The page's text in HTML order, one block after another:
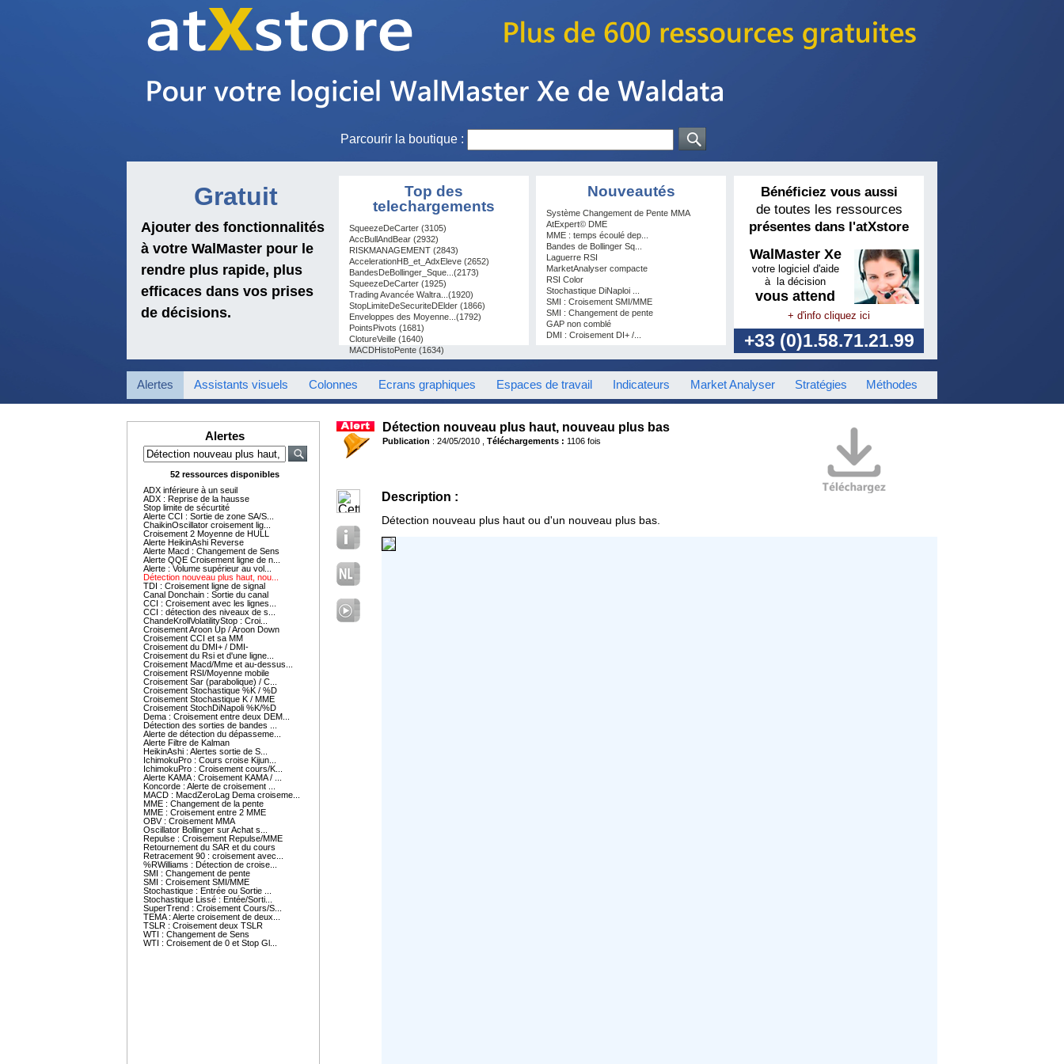
Parcourir la boutique :
Gratuit
Ajouter des fonctionnalités
à votre WalMaster pour le
rendre plus rapide, plus
efficaces dans vos prises
de décisions.
Top des
telechargements
SqueezeDeCarter (3105)
AccBullAndBear (2932)
RISKMANAGEMENT (2843)
AccelerationHB_et_AdxEleve (2652)
BandesDeBollinger_Sque...(2173)
SqueezeDeCarter (1925)
Trading Avancée Waltra...(1920)
StopLimiteDeSecuriteDElder (1866)
Enveloppes des Moyenne...(1792)
PointsPivots (1681)
ClotureVeille (1640)
MACDHistoPente (1634)
Nouveautés
Système Changement de Pente MMA
AtExpert© DME
MME : temps écoulé dep...
Bandes de Bollinger Sq...
Laguerre RSI
MarketAnalyser compacte
RSI Color
Stochastique DiNaploi ...
SMI : Croisement SMI/MME
SMI : Changement de pente
GAP non comblé
DMI : Croisement DI+ /...
Bénéficiez vous aussi
de toutes les ressources
présentes dans l'atXstore
WalMaster Xe
votre logiciel d'aide
à la décision
vous attend
+ d'info cliquez ici
+33 (0)1.58.71.21.99
Alertes Assistants visuels Colonnes Ecrans graphiques Espaces de travail Indicateurs Market Analyser Stratégies Méthodes
Alertes
52 ressources disponibles
ADX inférieure à un seuil
ADX : Reprise de la hausse
Stop limite de sécurtité
Alerte CCI : Sortie de zone SA/S...
ChaikinOscillator croisement lig...
Croisement 2 Moyenne de HULL
Alerte HeikinAshi Reverse
Alerte Macd : Changement de Sens
Alerte QQE Croisement ligne de n...
Alerte : Volume supérieur au vol...
Détection nouveau plus haut, nou...
TDI : Croisement ligne de signal
Canal Donchain : Sortie du canal
CCI : Croisement avec les lignes...
CCI : détection des niveaux de s...
ChandeKrollVolatilityStop : Croi...
Croisement Aroon Up / Aroon Down
Croisement CCI et sa MM
Croisement du DMI+ / DMI-
Croisement du Rsi et d'une ligne...
Croisement Macd/Mme et au-dessus...
Croisement RSI/Moyenne mobile
Croisement Sar (parabolique) / C...
Croisement Stochastique %K / %D
Croisement Stochastique K / MME
Croisement StochDiNapoli %K/%D
Dema : Croisement entre deux DEM...
Détection des sorties de bandes ...
Alerte de détection du dépasseme...
Alerte Filtre de Kalman
HeikinAshi : Alertes sortie de S...
IchimokuPro : Cours croise Kijun...
IchimokuPro : Croisement cours/K...
Alerte KAMA : Croisement KAMA / ...
Koncorde : Alerte de croisement ...
MACD : MacdZeroLag Dema croiseme...
MME : Changement de la pente
MME : Croisement entre 2 MME
OBV : Croisement MMA
Oscillator Bollinger sur Achat s...
Repulse : Croisement Repulse/MME
Retournement du SAR et du cours
Retracement 90 : croisement avec...
%RWilliams : Détection de croise...
SMI : Changement de pente
SMI : Croisement SMI/MME
Stochastique : Entrée ou Sortie ...
Stochastique Lissé : Entée/Sorti...
SuperTrend : Croisement Cours/S...
TEMA : Alerte croisement de deux...
TSLR : Croisement deux TSLR
WTI : Changement de Sens
WTI : Croisement de 0 et Stop Gl...
Détection nouveau plus haut, nouveau plus bas
Publication : 24/05/2010 , Téléchargements : 1106 fois
Description :
Détection nouveau plus haut ou d'un nouveau plus bas.